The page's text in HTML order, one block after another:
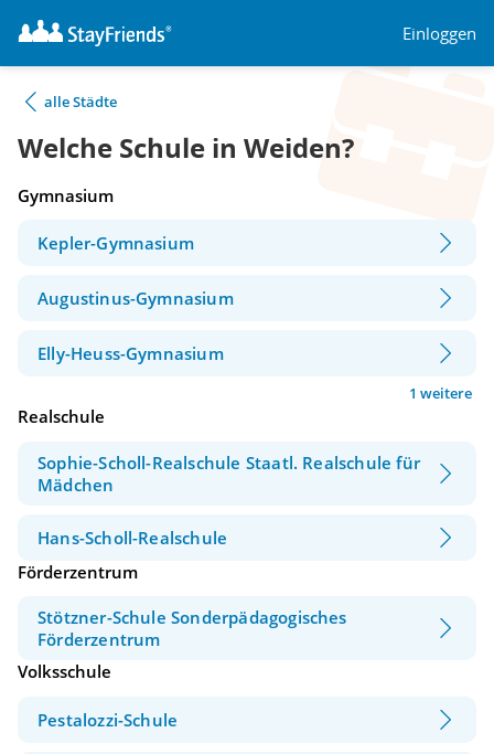
Einloggen
alle Städte
Welche Schule in Weiden?
Gymnasium
Kepler-Gymnasium
Augustinus-Gymnasium
Elly-Heuss-Gymnasium
1 weitere
Realschule
Sophie-Scholl-Realschule Staatl. Realschule für
Mädchen
Hans-Scholl-Realschule
Förderzentrum
Stötzner-Schule Sonderpädagogisches
Förderzentrum
Volksschule
Pestalozzi-Schule